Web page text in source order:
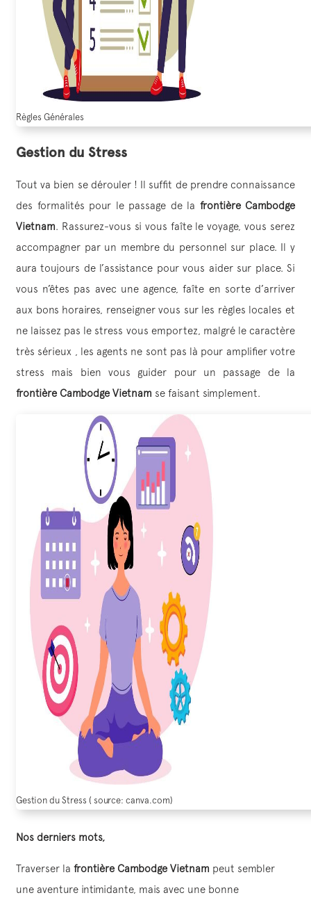
Règles Générales
Gestion du Stress
Tout va bien se dérouler ! Il suffit de prendre connaissance
des formalités pour le passage de la frontière Cambodge
Vietnam. Rassurez-vous si vous faîte le voyage, vous serez
accompagner par un membre du personnel sur place. Il y
aura toujours de l’assistance pour vous aider sur place. Si
vous n’êtes pas avec une agence, faîte en sorte d’arriver
aux bons horaires, renseigner vous sur les règles locales et
ne laissez pas le stress vous emportez, malgré le caractère
très sérieux , les agents ne sont pas là pour amplifier votre
stress mais bien vous guider pour un passage de la
frontière Cambodge Vietnam se faisant simplement.
Gestion du Stress ( source: canva.com)
Nos derniers mots,
Traverser la frontière Cambodge Vietnam peut sembler
une aventure intimidante, mais avec une bonne